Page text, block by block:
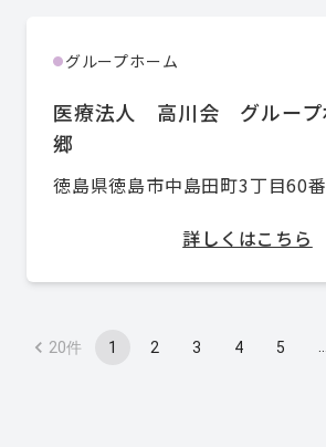
● グループホーム
医療法人 高川会 グループ
郷
徳島県徳島市中島田町3丁目60
詳しくはこちら
1 2 3 4 5